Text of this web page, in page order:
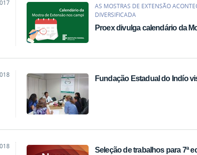
AS MOSTRAS DE EXTENSÃO
DIVERSIFICADA
Proex divulga calendário da
Fundação Estadual do Indío
Seleção de trabalhos para 7ª